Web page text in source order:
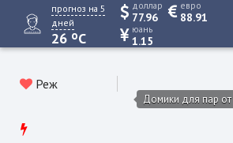
прогноз на 5
дней
26 oC
доллар
77.96
евро
88.91
юань
1.15
Реж
Домики для пар от